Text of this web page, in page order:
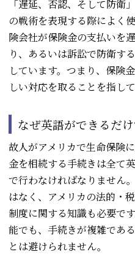
「遅延、否認、そして防衛
の戦術を表現する際によく
険会社が保険金の支払いを
り、あるいは訴訟で防衛す
しています。つまり、保険
しい対応を取ることを指して
なぜ英語ができるだ
故人がアメリカで生命保険
金を相続する手続きは全て
で行わなければなりません
はなく、アメリカの法的・
制度に関する知識も必要で
能でも、手続きが複雑であ
とは避けられません。